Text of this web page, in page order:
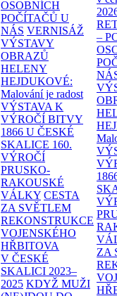
OSOBNÍCH
POČÍTAČŮ U
NÁS VERNISÁŽ
VÝSTAVY
OBRAZŮ
HELENY
HEJDUKOVÉ:
Malování je radost
VÝSTAVA K
VÝROČÍ BITVY
1866 U ČESKÉ
SKALICE 160.
VÝROČÍ
PRUSKO-
RAKOUSKÉ
VÁLKY CESTA
ZA SVĚTLEM
REKONSTRUKCE
VOJENSKÉHO
HŘBITOVA
V ČESKÉ
SKALICI 2023–
2025 KDYŽ MUŽI
–
ZA